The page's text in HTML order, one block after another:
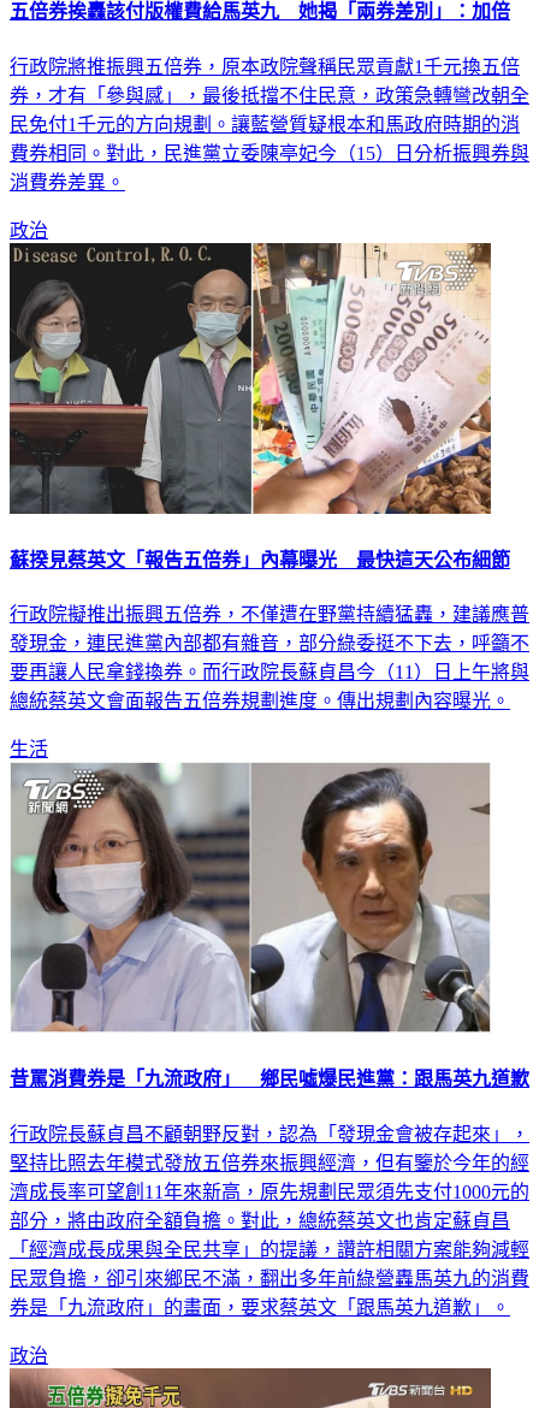
五倍券挨轟該付版權費給馬英九 她揭「兩券差別」：加倍
行政院將推振興五倍券，原本政院聲稱民眾貢獻1千元換五倍
券，才有「參與感」，最後抵擋不住民意，政策急轉彎改朝全
民免付1千元的方向規劃。讓藍營質疑根本和馬政府時期的消
費券相同。對此，民進黨立委陳亭妃今（15）日分析振興券與
消費券差異。
政治
蘇揆見蔡英文「報告五倍券」內幕曝光 最快這天公布細節
行政院擬推出振興五倍券，不僅遭在野黨持續猛轟，建議應普
發現金，連民進黨內部都有雜音，部分綠委挺不下去，呼籲不
要再讓人民拿錢換券。而行政院長蘇貞昌今（11）日上午將與
總統蔡英文會面報告五倍券規劃進度。傳出規劃內容曝光。
生活
昔罵消費券是「九流政府」 鄉民噓爆民進黨：跟馬英九道歉
行政院長蘇貞昌不顧朝野反對，認為「發現金會被存起來」，
堅持比照去年模式發放五倍券來振興經濟，但有鑒於今年的經
濟成長率可望創11年來新高，原先規劃民眾須先支付1000元的
部分，將由政府全額負擔。對此，總統蔡英文也肯定蘇貞昌
「經濟成長成果與全民共享」的提議，讚許相關方案能夠減輕
民眾負擔，卻引來鄉民不滿，翻出多年前綠營轟馬英九的消費
券是「九流政府」的畫面，要求蔡英文「跟馬英九道歉」。
政治